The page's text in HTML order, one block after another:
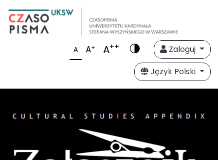
A A+ A++
Zaloguj
Język Polski